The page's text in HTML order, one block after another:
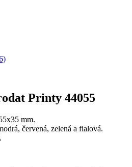
Printy 44055
mm.
červená, zelená a fialová.